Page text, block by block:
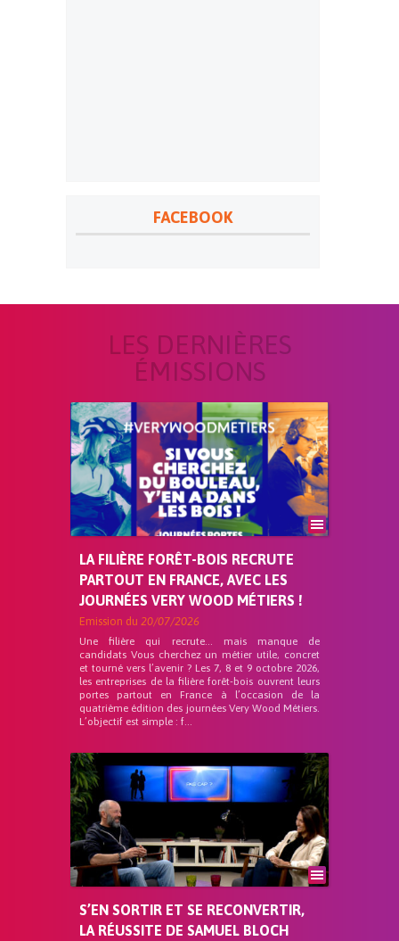
FACEBOOK
LES DERNIÈRES
ÉMISSIONS
LA FILIÈRE FORÊT-BOIS RECRUTE
PARTOUT EN FRANCE, AVEC LES
JOURNÉES VERY WOOD MÉTIERS !
Emission du 20/07/2026
Une filière qui recrute… mais manque de
candidats Vous cherchez un métier utile, concret
et tourné vers l’avenir ? Les 7, 8 et 9 octobre 2026,
les entreprises de la filière forêt-bois ouvrent leurs
portes partout en France à l’occasion de la
quatrième édition des journées Very Wood Métiers.
L’objectif est simple : f...
S’EN SORTIR ET SE RECONVERTIR,
LA RÉUSSITE DE SAMUEL BLOCH